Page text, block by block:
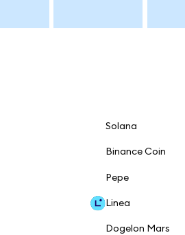
Solana
Binance Coin
Pepe
Linea
Dogelon Mars